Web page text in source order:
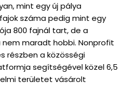
mint egy új pálya
száma pedig mint egy
800 fajnál tart, de a
maradt hobbi. Nonprofit
részben a közösségi
segítségével közel 6,5
területet vásárolt